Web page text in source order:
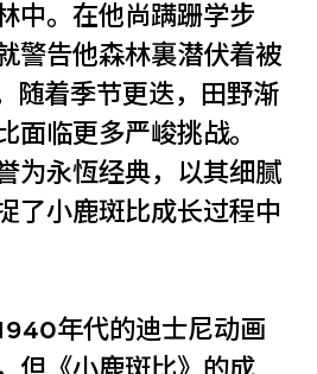
中。在他尚蹒跚学步
警告他森林裏潜伏着被
随着季节更迭，田野渐
面临更多严峻挑战。
为永恆经典，以其细腻
了小鹿斑比成长过程中
年代的迪士尼动画